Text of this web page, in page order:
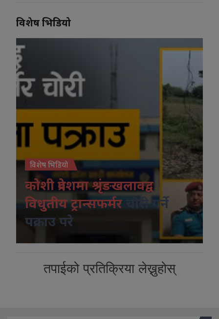
विशेष भिडियो
विशेष भिडियो
कोशी प्रदेशमा श्रृंङखलावद्व
विधुतीय ट्रान्सफर्मर
चोरी गर्ने
पक्राउ परे
तपाईको प्रतिक्रिया लेख्नुहोस्